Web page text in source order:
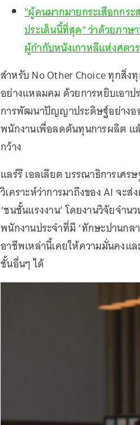
"ผู้คนมากมายกระเสือกกร
ประเด็นนี้ที่สุด" ว่าด้วยภาษ
ผู้กำกับหนังเกาหลีแห่งศตว
สำหรับ No Other Choice ทุกสิ่ง
อย่างแหลมคม ด้วยการหยิบเอา
การพัฒนาปัญญาประดิษฐ์อย่างอ
พนักงานเพื่อลดต้นทุนการผลิต แ
กว้าง
แลร์รี เอลเลียต บรรณาธิการเศ
วิเคราะห์ว่าการมาถึงของ AI จะ
‘ชนชั้นแรงงาน’ โดยงานวิจัยจ
พนักงานประจำที่มี ‘ทักษะปานก
อาชีพเหล่านี้เคยให้ความมั่นคงแ
ชั้นอื่นๆ ได้